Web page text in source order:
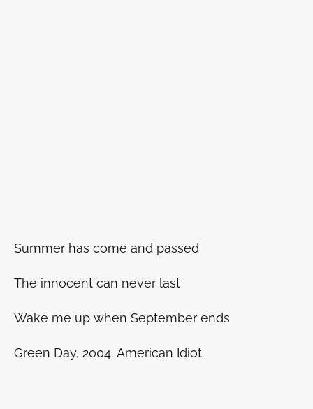
Summer has come and passed
The innocent can never last
Wake me up when September ends
Green Day, 2004. American Idiot.